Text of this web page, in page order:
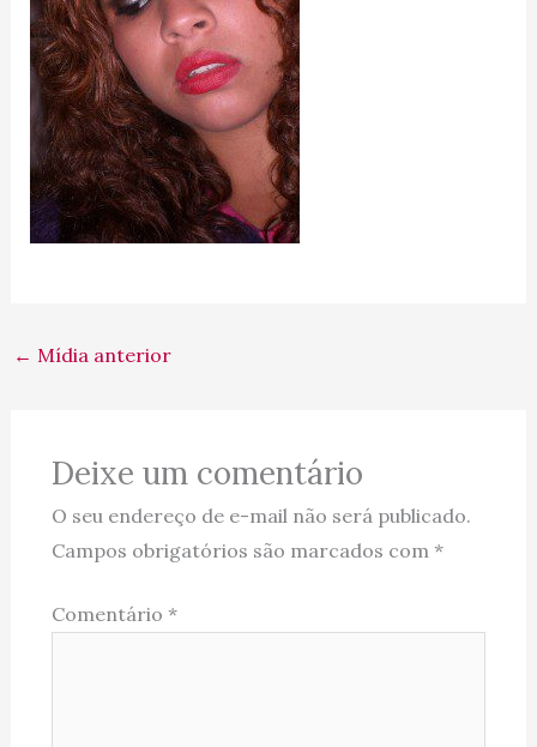
← Mídia anterior
Deixe um comentário
O seu endereço de e-mail não será publicado.
Campos obrigatórios são marcados com *
Comentário *